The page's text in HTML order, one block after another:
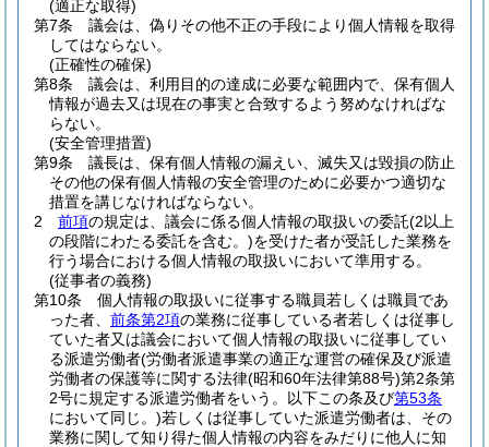
(適正な取得)
第7条
議会は、偽りその他不正の手段により個人情報を取得
してはならない。
(正確性の確保)
第8条
議会は、利用目的の達成に必要な範囲内で、保有個人
情報が過去又は現在の事実と合致するよう努めなければな
らない。
(安全管理措置)
第9条
議長は、保有個人情報の漏えい、滅失又は毀損の防止
その他の保有個人情報の安全管理のために必要かつ適切な
措置を講じなければならない。
2
前項の規定は、議会に係る個人情報の取扱いの委託(2以上
の段階にわたる委託を含む。)を受けた者が受託した業務を
行う場合における個人情報の取扱いにおいて準用する。
(従事者の義務)
第10条
個人情報の取扱いに従事する職員若しくは職員であ
った者、 前条第2項の業務に従事している者若しくは従事し
ていた者又は議会において個人情報の取扱いに従事してい
る派遣労働者(労働者派遣事業の適正な運営の確保及び派遣
労働者の保護等に関する法律(昭和60年法律第88号)第2条第
2号に規定する派遣労働者をいう。以下この条及び第53条
において同じ。)若しくは従事していた派遣労働者は、その
業務に関して知り得た個人情報の内容をみだりに他人に知